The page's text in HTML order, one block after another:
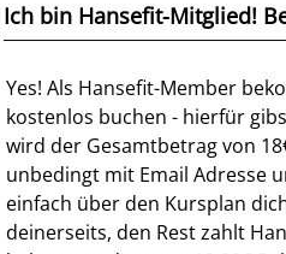
Ich bin Hansefit-Mitglied!
Yes! Als Hansefit-Member
kostenlos buchen - hierfür
wird der Gesamtbetrag von
unbedingt mit Email Adresse
einfach über den Kursplan
deinerseits, den Rest zahlt